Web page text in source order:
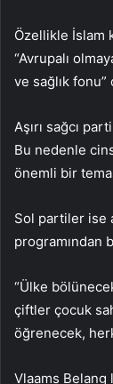
Özellikle İslam
“Avrupalı
ve sağlık
Aşırı sağcı
Bu nedenle
önemli bir
Sol partiler ise
programından
“Ülke
çiftler çocuk
öğrenecek,
Vlaams